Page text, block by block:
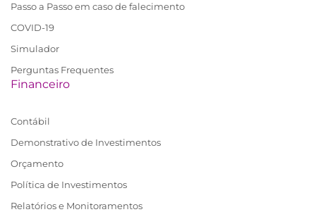
Passo a Passo em caso de falecimento
COVID-19
Simulador
Perguntas Frequentes
Financeiro
Contábil
Demonstrativo de Investimentos
Orçamento
Política de Investimentos
Relatórios e Monitoramentos